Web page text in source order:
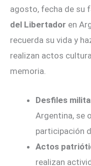
agosto, fecha de su
del Libertador en
recuerda su vida y
realizan actos
memoria.
Desfiles
Argentina, se
participación
Actos
realizan